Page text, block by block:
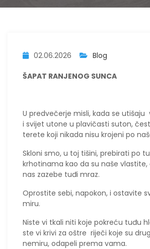
02.06.2026 Blog
ŠAPAT RANJENOG SUNCA
​U predvečerje misli, kada se utišaju
i svijet utone u plavičasti suton,
terete koji nikada nisu krojeni po
Skloni smo, u toj tišini, prebirati po
krhotinama kao da su naše
nas zazebe tuđi mraz.
​Oprostite sebi, napokon, i ostavite
miru.
​Niste vi tkali niti koje pokreću tuđu
ste vi krivi za oštre riječi koje su
nemiru, odapeli prema vama.